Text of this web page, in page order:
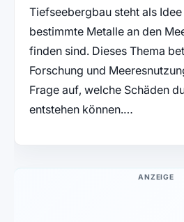
Tiefseebergbau steht als
bestimmte Metalle an den
finden sind. Dieses Thema
Forschung und
Frage auf, welche Schäden
entstehen können.…
ANZEIGE